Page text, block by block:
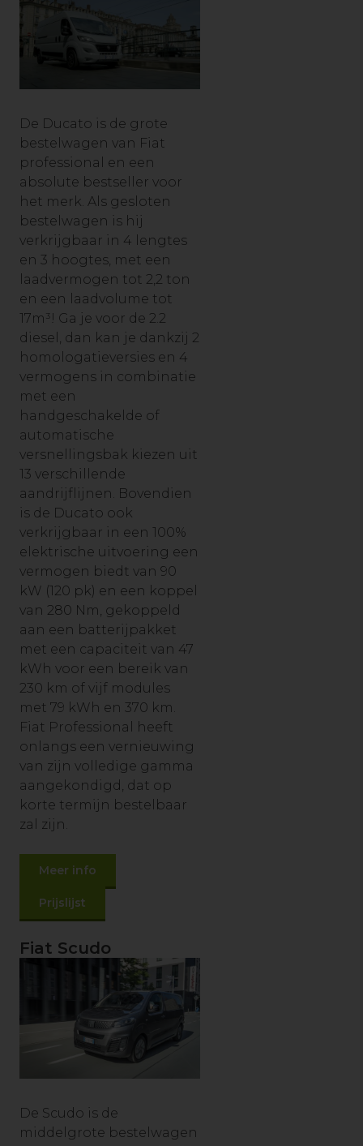
De Ducato is de grote
bestelwagen van Fiat
professional en een
absolute bestseller voor
het merk. Als gesloten
bestelwagen is hij
verkrijgbaar in 4 lengtes
en 3 hoogtes, met een
laadvermogen tot 2,2 ton
en een laadvolume tot
17m³! Ga je voor de 2.2
diesel, dan kan je dankzij 2
homologatieversies en 4
vermogens in combinatie
met een
handgeschakelde of
automatische
versnellingsbak kiezen uit
13 verschillende
aandrijflijnen. Bovendien
is de Ducato ook
verkrijgbaar in een 100%
elektrische uitvoering een
vermogen biedt van 90
kW (120 pk) en een koppel
van 280 Nm, gekoppeld
aan een batterijpakket
met een capaciteit van 47
kWh voor een bereik van
230 km of vijf modules
met 79 kWh en 370 km.
Fiat Professional heeft
onlangs een vernieuwing
van zijn volledige gamma
aangekondigd, dat op
korte termijn bestelbaar
zal zijn.
Meer info
Prijslijst
Fiat Scudo
De Scudo is de
middelgrote bestelwagen